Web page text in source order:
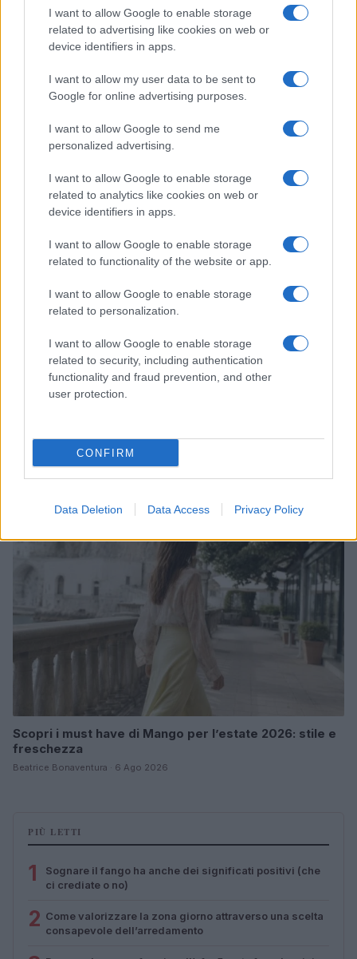
I want to allow Google to enable storage
related to advertising like cookies on web or
device identifiers in apps.
I want to allow my user data to be sent to
Google for online advertising purposes.
I want to allow Google to send me
personalized advertising.
I want to allow Google to enable storage
related to analytics like cookies on web or
device identifiers in apps.
I want to allow Google to enable storage
related to functionality of the website or app.
I want to allow Google to enable storage
related to personalization.
I want to allow Google to enable storage
related to security, including authentication
functionality and fraud prevention, and other
user protection.
CONFIRM
Data Deletion Data Access Privacy Policy
Dove si terrà Vogue World nel 2027: la scelta di San
Matteo Pellegrino · 6 Ago 2026
LIFESTYLE
Come riconoscere e risolvere i problemi della lavanda
nel tuo giardino
LIFESTYLE
Scopri i must have di Mango per l’estate 2026: stile e
freschezza
Beatrice Bonaventura · 6 Ago 2026
PIÙ LETTI
1
Sognare il fango ha anche dei significati positivi (che
ci crediate o no)
2 Come valorizzare la zona giorno attraverso una scelta
consapevole dell’arredamento